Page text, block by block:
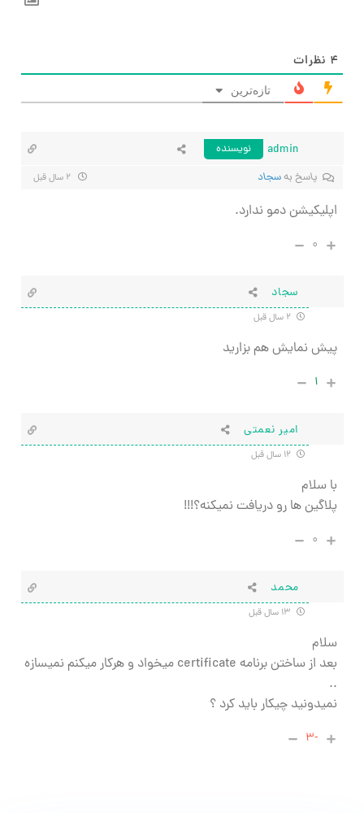
۴ نظرات
تازه‌ترین
admin
نویسنده
پاسخ بهسجاد
اپلیکیشن دمو ندارد.
۰
سجاد
پیش نمایش هم بزارید
۱
امیر نعمتی
با سلام
پلاگین ها رو دریافت نمیکنه؟!!!
۰
محمد
سلام
بعد از ساختن برنامه certificate میخواد و هرکار میکنم نمیسازه
..
نمیدونید چیکار باید کرد ؟
-۳